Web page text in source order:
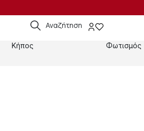
Αναζήτηση
Κήπος Φωτισμός